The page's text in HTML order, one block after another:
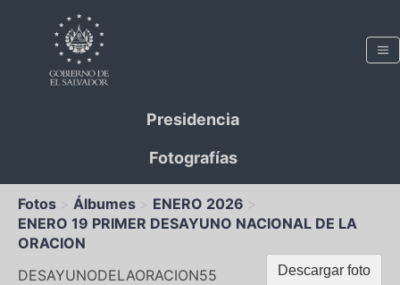
Presidencia
Fotografías
Fotos Álbumes
ENERO 2026
ENERO 19 PRIMER DESAYUNO NACIONAL DE LA
ORACION
Descargar foto
DESAYUNODELAORACION55